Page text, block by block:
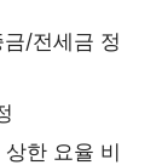
/전세금 정
한 요율 비